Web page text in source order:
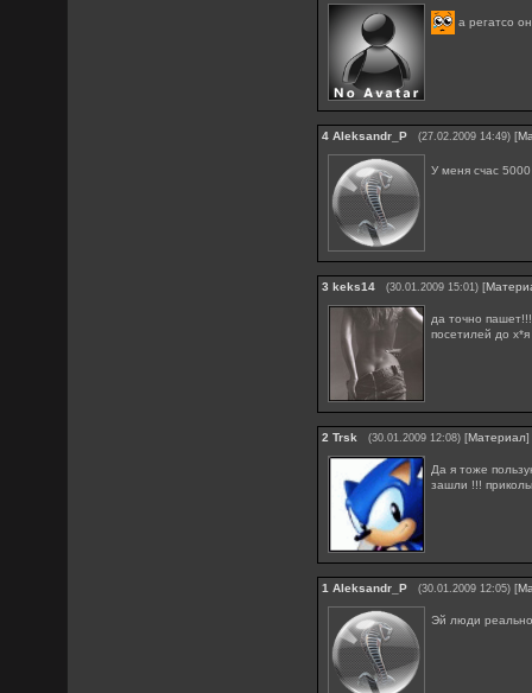
а регатсо
4 Aleksandr_P (27.02.2009 14:49) [
У меня счас
3 keks14 (30.01.2009 15:01) [
да точно
посетилей до
2 Trsk (30.01.2009 12:08) [Материал]
Да я тоже
зашли !!!
1 Aleksandr_P (30.01.2009 12:05) [
Эй люди